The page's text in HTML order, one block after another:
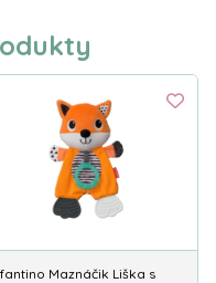
Maznáčik Liška s